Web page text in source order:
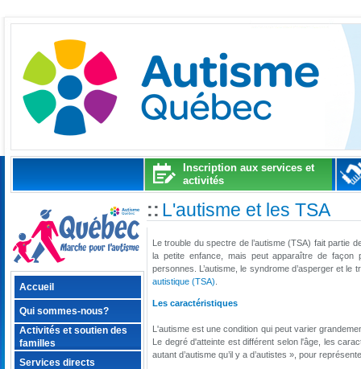
Inscription aux services et
activités
Accueil
Qui sommes-nous?
Activités et soutien des
familles
Services directs
:: L'autisme et les TSA
Le trouble du spectre de l’autisme (TSA) fait partie
la petite enfance, mais peut apparaître de façon
personnes. L’autisme, le syndrome d’asperger et
autistique (TSA)
Les caractéristiques
L'autisme est une condition qui peut varier
Le degré d'atteinte est différent selon l'âge, les
autant d’autisme qu’il y a d’autistes », pour